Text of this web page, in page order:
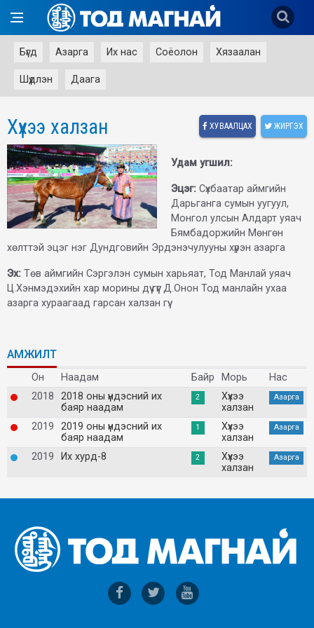
Бүгд Азарга Их нас Соёолон Хязаалан
Шүдлэн Даага
Хүхээ халзан ХУВААЛЦАХ ЖИРГЭХ
Удам угшил:
Эцэг: Сүхбаатар аймгийн
Дарьганга сумын уугуул,
Монгол улсын Алдарт уяач
Бямбадоржийн Мөнгөн
хөлттэй эцэг нэг Дундговийн Эрдэнэчулууны хүрэн азарга
Эх: Төв аймгийн Сэргэлэн сумын харьяат, Тод Манлай уяач
Ц.Хэнмэдэхийн хар морины дүү гүүг Д.Онон Тод манлайн ухаа
азарга хураагаад гарсан халзан гүү.
АМЖИЛТ
Он Наадам Байр Морь
Нас
2018
2018 оны үндэсний их
баяр наадам
2
Хүхээ
халзан
Азарга
2019
2019 оны үндэсний их
баяр наадам
1
Хүхээ
халзан
Азарга
2019 Их хурд-8 2
Хүхээ
халзан
Азарга